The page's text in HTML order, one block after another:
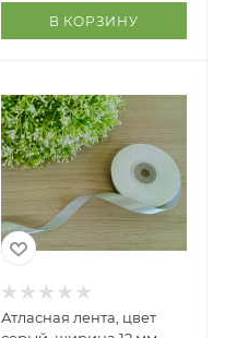
В КОРЗИНУ
Атласная лента, цвет